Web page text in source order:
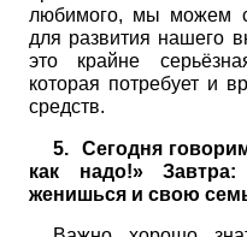
любимого, мы можем
для развития нашего
это крайне
которая потребует и
средств.
5.
Сегодня
как надо!»
женишься и свою